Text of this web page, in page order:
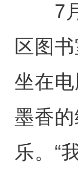
7月
区图
坐在
墨香
乐。“